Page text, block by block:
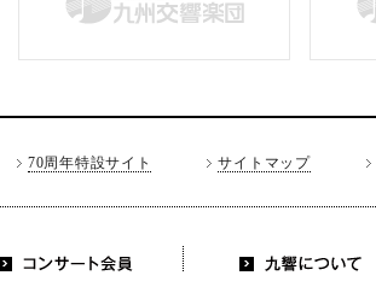
70周年特設サイト サイトマップ